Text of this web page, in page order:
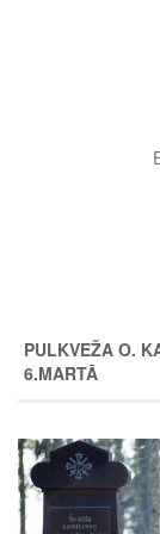
PULKVEŽA O.
6.MARTĀ
Image
Image
Image
Image
Image
Image
Image
Image
Image
Image
Image
Image
Image
Image
Image
Image
Image
Image
Image
Image
Image
Image
Image
Image